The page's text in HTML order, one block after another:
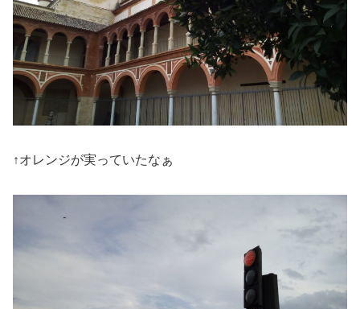
↑オレンジが実っていたなぁ